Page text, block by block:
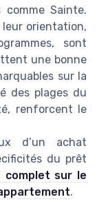
Sainte.
leur orientation,
sont
une bonne
sur la
des plages du
renforcent le
d’un achat
du prêt
complet sur le
.